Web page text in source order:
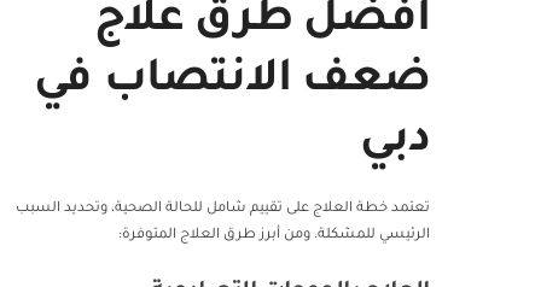
أفضل طرق علاج
ضعف الانتصاب في
دبي
تعتمد خطة العلاج على تقييم شامل للحالة الصحية، وتحديد السبب
الرئيسي للمشكلة. ومن أبرز طرق العلاج المتوفرة: